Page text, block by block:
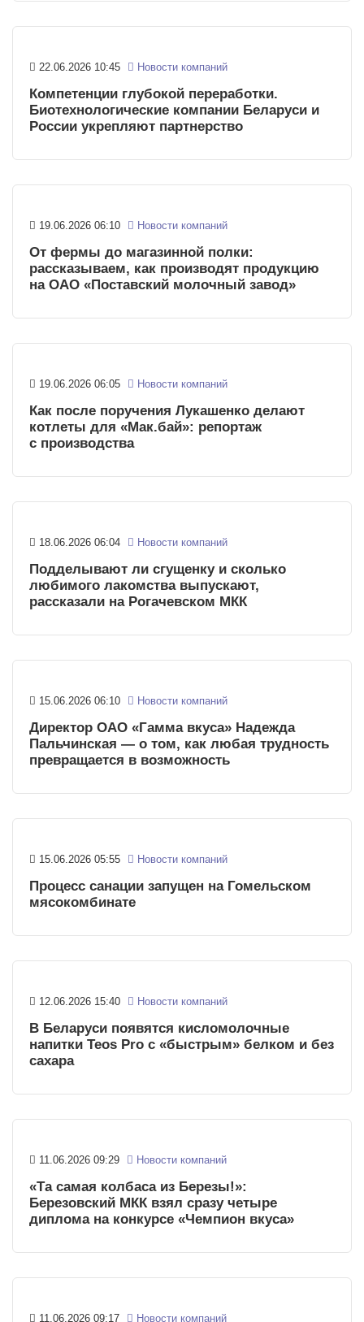
22.06.2026 10:45 Новости компаний
Компетенции глубокой переработки.
Биотехнологические компании Беларуси и
России укрепляют партнерство
19.06.2026 06:10 Новости компаний
От фермы до магазинной полки:
рассказываем, как производят продукцию
на ОАО «Поставский молочный завод»
19.06.2026 06:05 Новости компаний
Как после поручения Лукашенко делают
котлеты для «Мак.бай»: репортаж
с производства
18.06.2026 06:04 Новости компаний
Подделывают ли сгущенку и сколько
любимого лакомства выпускают,
рассказали на Рогачевском МКК
15.06.2026 06:10 Новости компаний
Директор ОАО «Гамма вкуса» Надежда
Пальчинская — о том, как любая трудность
превращается в возможность
15.06.2026 05:55 Новости компаний
Процесс санации запущен на Гомельском
мясокомбинате
12.06.2026 15:40 Новости компаний
В Беларуси появятся кисломолочные
напитки Teos Pro с «быстрым» белком и без
сахара
11.06.2026 09:29 Новости компаний
«Та самая колбаса из Березы!»:
Березовский МКК взял сразу четыре
диплома на конкурсе «Чемпион вкуса»
11.06.2026 09:17 Новости компаний